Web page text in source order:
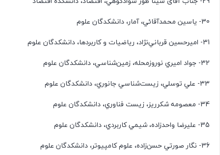
30- ياسين محمدآقائي، آمار، دانشكدگان علوم‌
31- اميرحسين قرباني‌نژاد، رياضيات و كاربردها، دانشكدگان علوم‌
32- جواد اميري نوروزمحله، زمين‌شناسي، دانشكدگان علوم‌
33- علي توسلي، زيست‌شناسي جانوري، دانشكدگان علوم‌
34- معصومه شكرريز، زيست فناوري، دانشكدگان علوم‌
35- عليرضا واحدزاده، شيمي كاربردي، دانشكدگان علوم‌
36- نگار صورتي حسن‌زاده، علوم كامپيوتر، دانشكدگان علوم‌